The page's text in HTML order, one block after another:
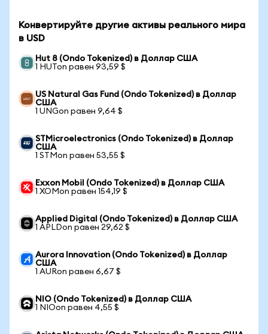
Конвертируйте другие активы реального мира
в USD
Hut 8 (Ondo Tokenized) в Доллар США
1 HUTon равен 93,59 $
US Natural Gas Fund (Ondo Tokenized) в Доллар
США
1 UNGon равен 9,64 $
STMicroelectronics (Ondo Tokenized) в Доллар
США
1 STMon равен 53,55 $
Exxon Mobil (Ondo Tokenized) в Доллар США
1 XOMon равен 154,19 $
Applied Digital (Ondo Tokenized) в Доллар США
1 APLDon равен 29,62 $
Aurora Innovation (Ondo Tokenized) в Доллар
США
1 AURon равен 6,67 $
NIO (Ondo Tokenized) в Доллар США
1 NIOon равен 4,55 $